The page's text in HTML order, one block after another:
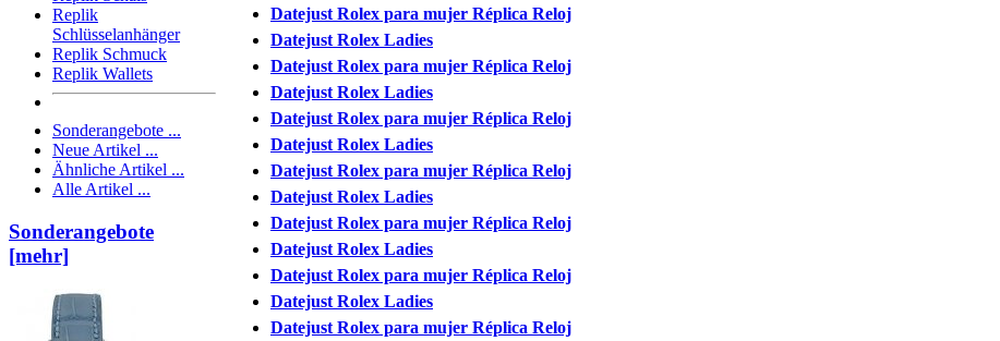
Replik
Schlüsselanhänger
Replik Schmuck
Replik Wallets
Sonderangebote ...
Neue Artikel ...
Ähnliche Artikel ...
Alle Artikel ...
Sonderangebote
[mehr]
Datejust Rolex para mujer Réplica Reloj
Datejust Rolex Ladies
Datejust Rolex para mujer Réplica Reloj
Datejust Rolex Ladies
Datejust Rolex para mujer Réplica Reloj
Datejust Rolex Ladies
Datejust Rolex para mujer Réplica Reloj
Datejust Rolex Ladies
Datejust Rolex para mujer Réplica Reloj
Datejust Rolex Ladies
Datejust Rolex para mujer Réplica Reloj
Datejust Rolex Ladies
Datejust Rolex para mujer Réplica Reloj